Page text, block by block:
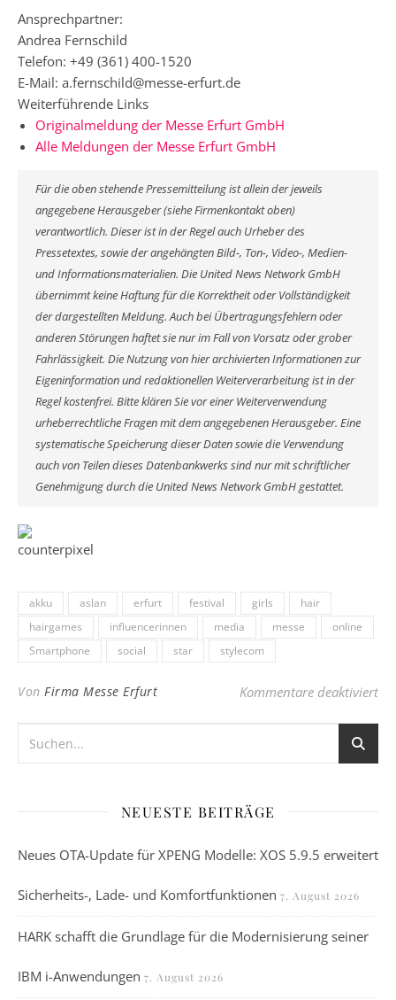
Ansprechpartner:
Andrea Fernschild
Telefon: +49 (361) 400-1520
E-Mail: a.fernschild@messe-erfurt.de
Weiterführende Links
Originalmeldung der Messe Erfurt GmbH
Alle Meldungen der Messe Erfurt GmbH
Für die oben stehende Pressemitteilung ist allein der jeweils
angegebene Herausgeber (siehe Firmenkontakt oben)
verantwortlich. Dieser ist in der Regel auch Urheber des
Pressetextes, sowie der angehängten Bild-, Ton-, Video-, Medien-
und Informationsmaterialien. Die United News Network GmbH
übernimmt keine Haftung für die Korrektheit oder Vollständigkeit
der dargestellten Meldung. Auch bei Übertragungsfehlern oder
anderen Störungen haftet sie nur im Fall von Vorsatz oder grober
Fahrlässigkeit. Die Nutzung von hier archivierten Informationen zur
Eigeninformation und redaktionellen Weiterverarbeitung ist in der
Regel kostenfrei. Bitte klären Sie vor einer Weiterverwendung
urheberrechtliche Fragen mit dem angegebenen Herausgeber. Eine
systematische Speicherung dieser Daten sowie die Verwendung
auch von Teilen dieses Datenbankwerks sind nur mit schriftlicher
Genehmigung durch die United News Network GmbH gestattet.
akku aslan erfurt festival girls
hair
hairgames
influencerinnen media messe
online
Smartphone
social star stylecom
Von Firma Messe Erfurt Kommentare deaktiviertfür
NEUESTE BEITRÄGE
Neues OTA-Update für XPENG Modelle: XOS 5.9.5 erweitert
Sicherheits-, Lade- und Komfortfunktionen 7. August 2026
HARK schafft die Grundlage für die Modernisierung seiner
IBM i-Anwendungen 7. August 2026